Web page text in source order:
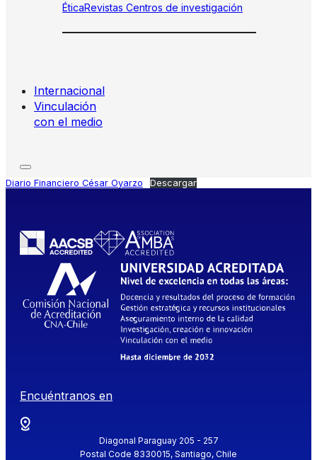
ÉticaRevistas Centros de investigación
Internacional
Vinculación
con el medio
Diario Financiero César Oyarzo Descargar
Encuéntranos en
Diagonal Paraguay 205 - 257
Postal Code 8330015, Santiago, Chile